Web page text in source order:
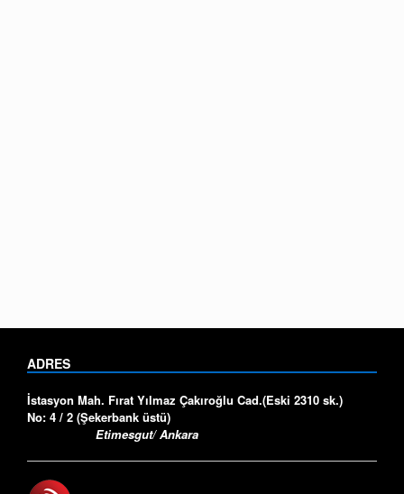
ADRES
İstasyon Mah. Fırat Yılmaz Çakıroğlu Cad.(Eski 2310 sk.)
No: 4 / 2 (Şekerbank üstü)
Etimesgut/ Ankara